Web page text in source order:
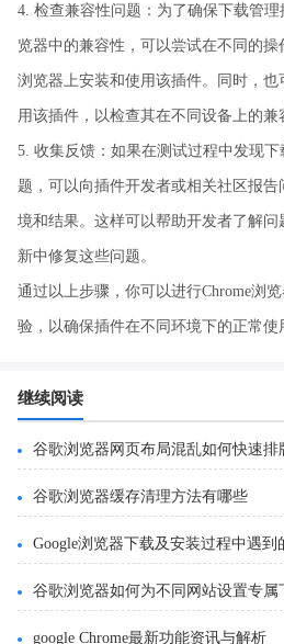
4. 检查兼容性问题：为了确保下载管理
览器中的兼容性，可以尝试在不同的操
浏览器上安装和使用该插件。同时，
用该插件，以检查其在不同设备上的兼
5. 收集反馈：如果在测试过程中发现
题，可以向插件开发者或相关社区报
境和结果。这样可以帮助开发者了解
新中修复这些问题。
通过以上步骤，你可以进行Chrome浏
验，以确保插件在不同环境下的正常使
继续阅读
谷歌浏览器网页布局混乱如何快速排
谷歌浏览器缓存清理方法有哪些
Google浏览器下载及安装过程中遇到
谷歌浏览器如何为不同网站设置专属
google Chrome最新功能资讯与解析